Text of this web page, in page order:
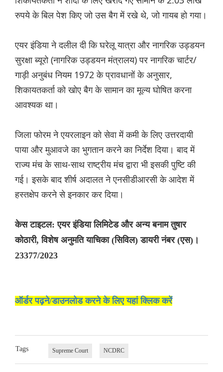
रुपये के बिल पेश किए जो उस बैग में रखे थे, जो गायब हो गया।
एयर इंडिया ने दलील दी कि घरेलू यात्रा और नागरिक उड्डयन
सुरक्षा ब्यूरो (नागरिक उड्डयन मंत्रालय) पर नागरिक चार्टर/
गाड़ी अनुबंध नियम 1972 के प्रावधानों के अनुसार,
शिकायतकर्ता को खोए बैग के सामान का मूल्य घोषित करना
आवश्यक था।
जिला फोरम ने एयरलाइन को सेवा में कमी के लिए उत्तरदायी
पाया और मुआवजे का भुगतान करने का निर्देश दिया। बाद में
राज्य मंच के साथ-साथ राष्ट्रीय मंच द्वारा भी इसकी पुष्टि की
गई। इसके बाद शीर्ष अदालत ने एनसीडीआरसी के आदेश में
हस्तक्षेप करने से इनकार कर दिया।
केस टाइटल: एयर इंडिया लिमिटेड और अन्य बनाम तुषार
कोठारी, विशेष अनुमति याचिका (सिविल) डायरी नंबर (एस)।
23377/2023
ऑर्डर पढ़ने/डाउनलोड करने के लिए यहां क्लिक करें
Tags Supreme Court NCDRC